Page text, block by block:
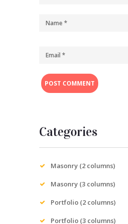
Categories
Masonry (2 columns)
Masonry (3 columns)
Portfolio (2 columns)
Portfolio (3 columns)